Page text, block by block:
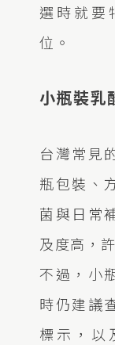
選時就要
位。
小瓶裝乳
台灣常見
瓶包裝、
菌與日常
及度高，
不過，小
時仍建議
標示，以